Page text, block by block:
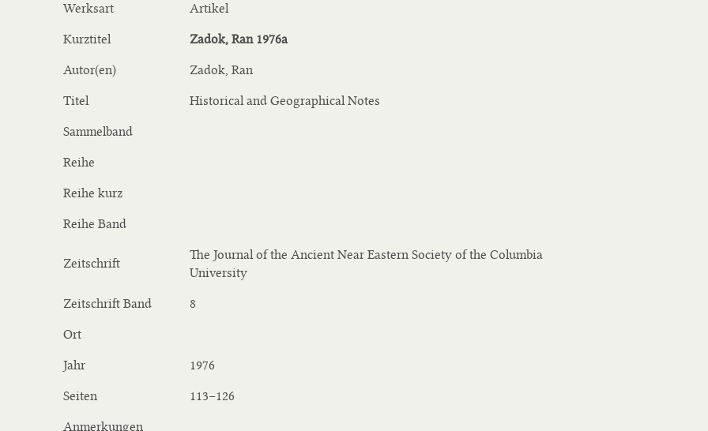
Werksart Artikel
Kurztitel Zadok, Ran 1976a
Autor(en) Zadok, Ran
Titel Historical and Geographical Notes
Sammelband
Reihe
Reihe kurz
Reihe Band
Zeitschrift
The Journal of the Ancient Near Eastern Society of the Columbia
University
Zeitschrift Band 8
Ort
Jahr 1976
Seiten 113−126
Anmerkungen